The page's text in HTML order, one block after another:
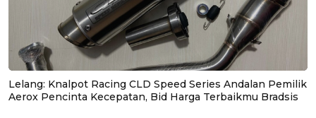
Lelang: Knalpot Racing CLD Speed Series Andalan Pemilik
Aerox Pencinta Kecepatan, Bid Harga Terbaikmu Bradsis